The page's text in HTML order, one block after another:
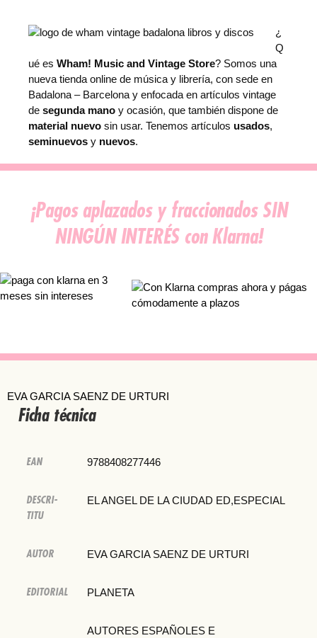
¿
Q
ué es Wham! Music and Vintage Store? Somos una
nueva tienda online de música y librería, con sede en
Badalona – Barcelona y enfocada en artículos vintage
de segunda mano y ocasión, que también dispone de
material nuevo sin usar. Tenemos artículos usados,
seminuevos y nuevos.
¡Pagos aplazados y fraccionados SIN
NINGÚN INTERÉS con Klarna!
EVA GARCIA SAENZ DE URTURI
Ficha técnica
EAN 9788408277446
DESCRI-
TITU
EL ANGEL DE LA CIUDAD ED,ESPECIAL
AUTOR EVA GARCIA SAENZ DE URTURI
EDITORIAL PLANETA
AUTORES ESPAÑOLES E